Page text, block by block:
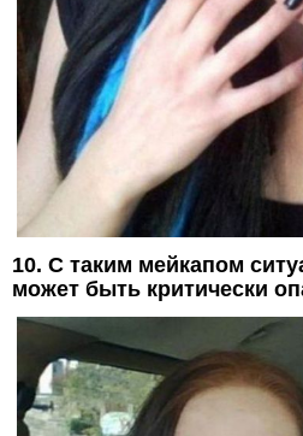
10. С таким мейкапом
может быть критически